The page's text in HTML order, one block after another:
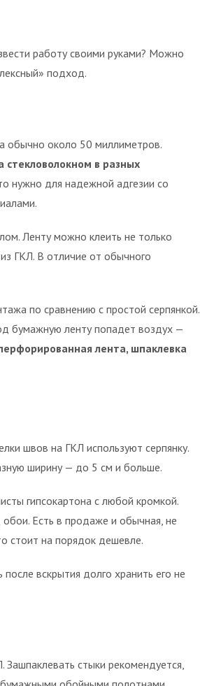
работу своими руками? Можно
подход.
обычно около 50 миллиметров.
в разных
нужно для надежной адгезии со
Ленту можно клеить не только
ГКЛ. В отличие от обычного
по сравнению с простой серпянкой.
бумажную ленту попадет воздух —
лента, шпаклевка
швов на ГКЛ используют серпянку.
ширину — до 5 см и больше.
гипсокартона с любой кромкой.
Есть в продаже и обычная, не
стоит на порядок дешевле.
вскрытия долго хранить его не
стыки рекомендуется,